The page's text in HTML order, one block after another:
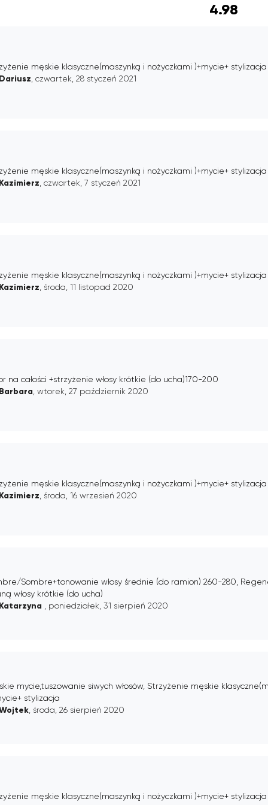
4.98
męskie klasyczne(maszynką i nożyczkami )+mycie+ stylizacja
Dariusz , czwartek, 28 styczeń 2021
męskie klasyczne(maszynką i nożyczkami )+mycie+ stylizacja
Kazimierz , czwartek, 7 styczeń 2021
męskie klasyczne(maszynką i nożyczkami )+mycie+ stylizacja
Kazimierz , środa, 11 listopad 2020
na całości +strzyżenie włosy krótkie (do ucha)170-200
Barbara , wtorek, 27 październik 2020
męskie klasyczne(maszynką i nożyczkami )+mycie+ stylizacja
Kazimierz , środa, 16 wrzesień 2020
Sombre+tonowanie włosy średnie (do ramion) 260-280,
włosy krótkie (do ucha)
Katarzyna , poniedziałek, 31 sierpień 2020
mycie,tuszowanie siwych włosów, Strzyżenie męskie
stylizacja
, środa, 26 sierpień 2020
męskie klasyczne(maszynką i nożyczkami )+mycie+ stylizacja